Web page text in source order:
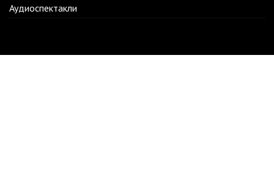
Аудиоспектакли